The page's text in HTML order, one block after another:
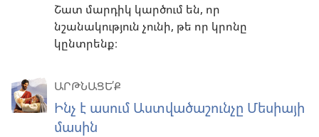
Շատ մարդիկ կարծում են, որ
նշանակություն չունի, թե որ կրոնը
կընտրենք։
ԱՐԹՆԱՑԵ՛Ք
Ինչ է ասում Աստվածաշունչը Մեսիայի
մասին